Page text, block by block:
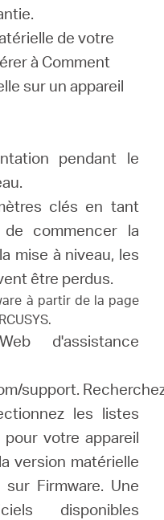
de votre
à Comment
sur un appareil
pendant le
clés en tant
commencer la
mise à niveau, les
être perdus.
à partir de la page
d'assistance
support.
les listes
votre appareil
version matérielle
Firmware. Une
disponibles